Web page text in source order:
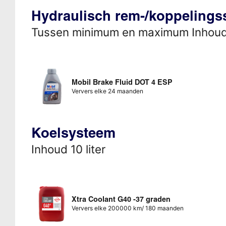
Hydraulisch rem-/
Tussen minimum en maximum
Mobil Brake Fluid DOT 4 ESP
Ververs elke 24 maanden
Koelsysteem
Inhoud 10 liter
Xtra Coolant G40 -37 graden
Ververs elke 200000 km/ 180 maanden